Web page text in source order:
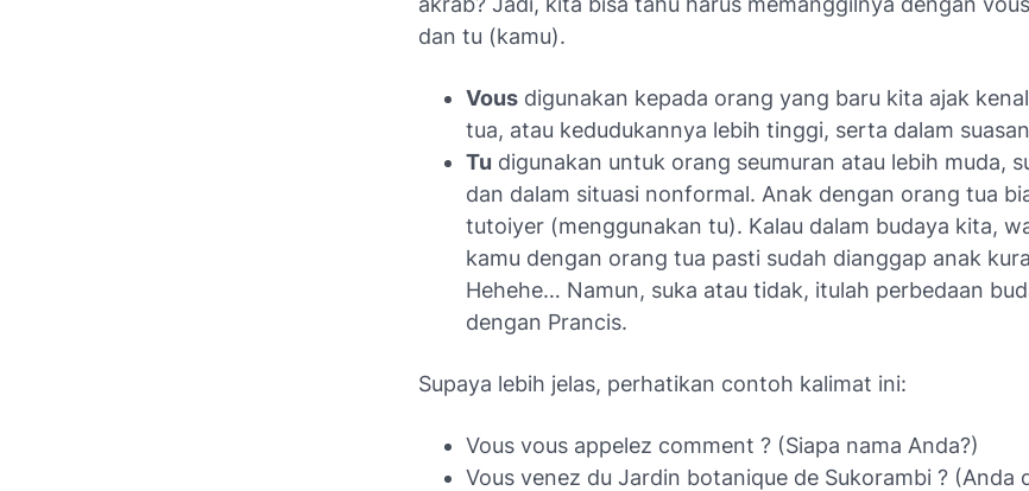
dan tu (kamu).
Vous digunakan kepada orang yang baru kita ajak
tua, atau kedudukannya lebih tinggi, serta dalam
Tu digunakan untuk orang seumuran atau lebih muda,
dan dalam situasi nonformal. Anak dengan orang tua
tutoiyer (menggunakan tu). Kalau dalam budaya kita,
kamu dengan orang tua pasti sudah dianggap anak
Hehehe… Namun, suka atau tidak, itulah perbedaan
dengan Prancis.
Supaya lebih jelas, perhatikan contoh kalimat ini:
Vous vous appelez comment ? (Siapa nama Anda?)
Vous venez du Jardin botanique de Sukorambi ? (Anda